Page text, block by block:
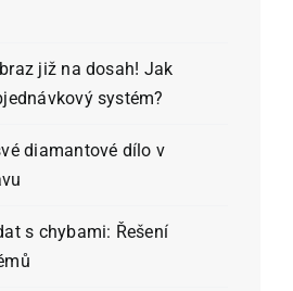
již na dosah! Jak
systém?
diamantové dílo v
s chybami: Řešení